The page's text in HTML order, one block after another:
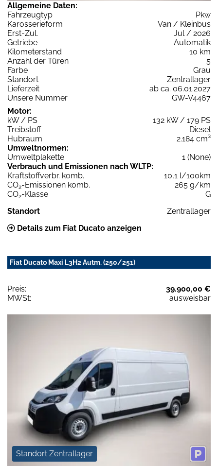
Allgemeine Daten:
Fahrzeugtyp
Pkw
Karosserieform
Van / Kleinbus
Erst-Zul.
Jul / 2026
Getriebe
Automatik
Kilometerstand
10 km
Anzahl der Türen
5
Farbe
Grau
Standort
Zentrallager
Lieferzeit
ab ca. 06.01.2027
Unsere Nummer
GW-V4467
Motor:
kW / PS
132 kW / 179 PS
Treibstoff
Diesel
Hubraum
2.184 cm³
Umweltnormen:
Umweltplakette
1 (None)
Verbrauch und Emissionen nach WLTP:
Kraftstoffverbr. komb.
10,1 l/100km
CO2-Emissionen komb.
265 g/km
CO2-Klasse
G
Standort
Zentrallager
Details zum Fiat Ducato anzeigen
Fiat Ducato Maxi L3H2 Autm. (250/251)
Preis:
39.900,00 €
MWSt:
ausweisbar
Standort Zentrallager